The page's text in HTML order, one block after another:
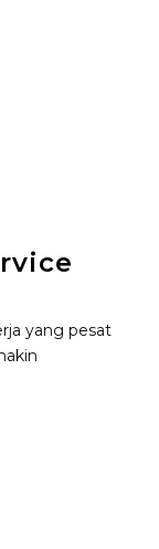
yang pesat